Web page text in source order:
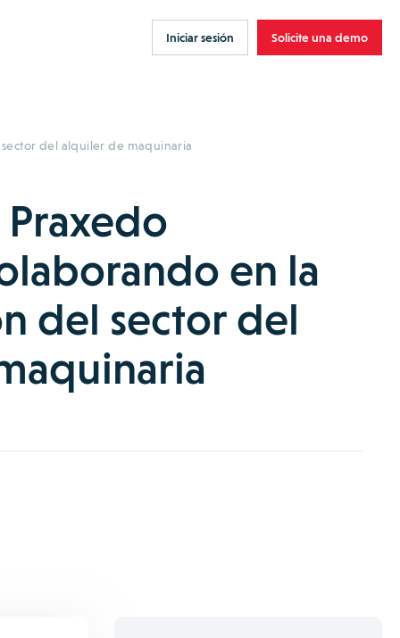
Iniciar sesión Solicite una demo
del alquiler de maquinaria
Praxedo
en la
del sector del